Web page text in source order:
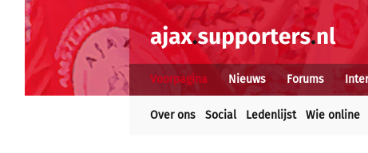
Voorpagina Nieuws Forums
Over ons Social Ledenlijst Wie online